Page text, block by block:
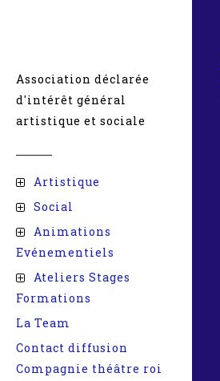
Association déclarée
d'intérêt général
artistique et sociale
Artistique
Social
Animations
Evénementiels
Ateliers Stages
Formations
La Team
Contact diffusion
Compagnie théâtre roi